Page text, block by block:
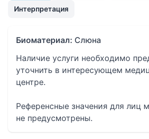
Интерпретация
Биоматериал: Слюна
Наличие услуги необходимо
уточнить в интересующем
центре.
Референсные значения для лиц
не предусмотрены.